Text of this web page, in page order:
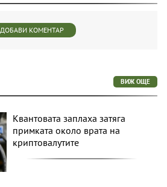
ДОБАВИ КОМЕНТАР
ВИЖ ОЩЕ
Квантовата заплаха затяга
примката около врата на
криптовалутите